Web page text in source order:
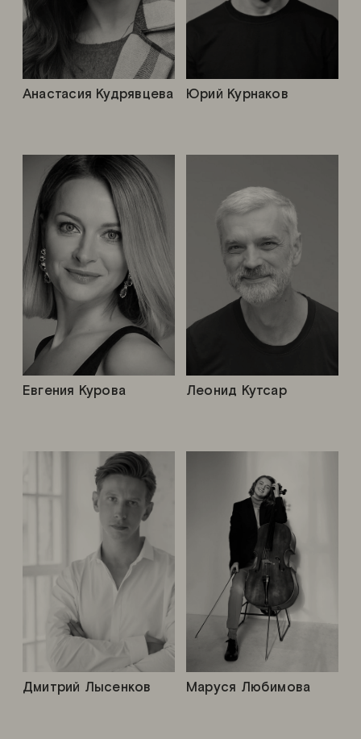
Дмитрий Лысенков Маруся Любимова
Юрий Курнаков
Евгения Курова Леонид Кутсар
Анастасия Кудрявцева